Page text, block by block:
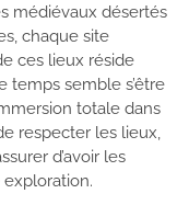
médiévaux désertés
chaque site
ces lieux réside
temps semble s’être
totale dans
respecter les lieux,
d’avoir les